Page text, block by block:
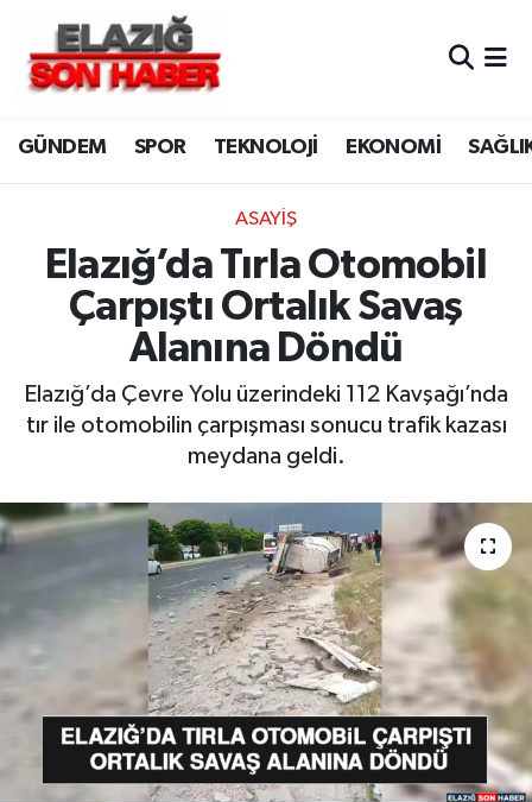
GÜNDEM SPOR TEKNOLOJİ EKONOMİ
ASAYİŞ
Elazığ’da Tırla Otomobil
Çarpıştı Ortalık Savaş
Alanına Döndü
Elazığ’da Çevre Yolu üzerindeki 112 Kavşağı’nda
tır ile otomobilin çarpışması sonucu trafik kazası
meydana geldi.
CANLI YAYIN
ASAYİŞ
BİLİM VE TEKNOLOJİ
DÜNYA
EĞİTİM
EKONOMİ
GENEL
GÜNDEM
HABERDE İNSAN
KÜLTÜR-SANAT
MAGAZİN
Merkez Hava Durumu
Merkez Trafik Yoğunluk Haritası
Süper Lig Puan Durumu ve Fikstür
Tüm Manşetler
Son Dakika Haberleri
Haber Arşivi